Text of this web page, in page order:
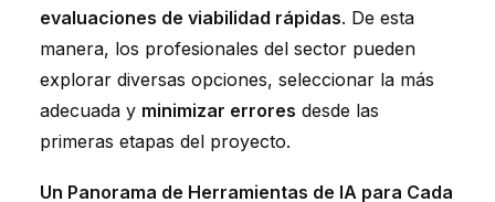
evaluaciones de viabilidad rápidas. De esta
manera, los profesionales del sector pueden
explorar diversas opciones, seleccionar la más
adecuada y minimizar errores desde las
primeras etapas del proyecto.
Un Panorama de Herramientas de IA para Cada